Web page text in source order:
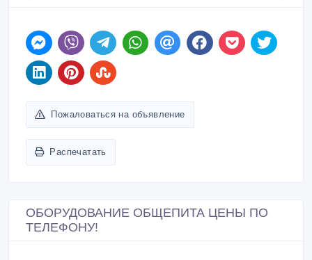
Пожаловаться на объявление
Распечатать
ОБОРУДОВАНИЕ ОБЩЕПИТА ЦЕНЫ ПО
ТЕЛЕФОНУ!